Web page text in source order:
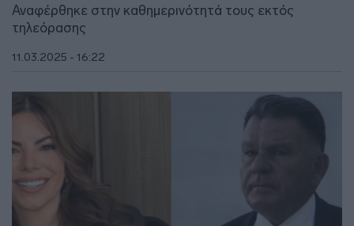
Αναφέρθηκε στην καθημερινότητά τους εκτός
τηλεόρασης
11.03.2025 - 16:22